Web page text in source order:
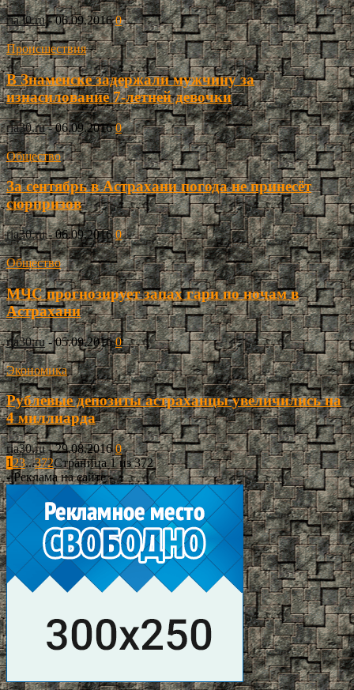
ria30.ru - 06.09.2016 0
Происшествия
В Знаменске задержали мужчину за
изнасилование 7-летней девочки
ria30.ru - 06.09.2016 0
Общество
За сентябрь в Астрахани погода не принесёт
сюрпризов
ria30.ru - 06.09.2016 0
Общество
МЧС прогнозирует запах гари по ночам в
Астрахани
ria30.ru - 05.09.2016 0
Экономика
Рублевые депозиты астраханцы увеличились на
4 миллиарда
ria30.ru - 29.08.2016 0
123...372Страница 1 из 372
- Реклама на сайте -